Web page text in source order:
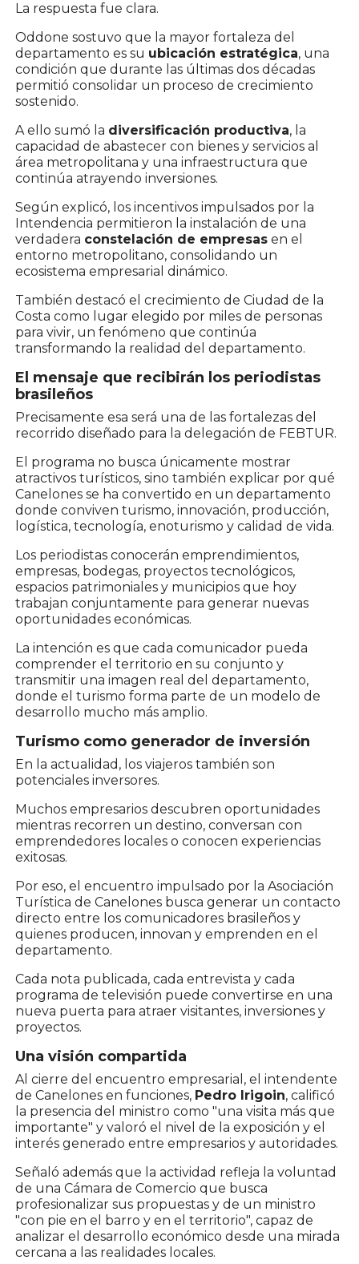
La respuesta fue clara.
Oddone sostuvo que la mayor fortaleza del
departamento es su ubicación estratégica, una
condición que durante las últimas dos décadas
permitió consolidar un proceso de crecimiento
sostenido.
A ello sumó la diversificación productiva, la
capacidad de abastecer con bienes y servicios al
área metropolitana y una infraestructura que
continúa atrayendo inversiones.
Según explicó, los incentivos impulsados por la
Intendencia permitieron la instalación de una
verdadera constelación de empresas en el
entorno metropolitano, consolidando un
ecosistema empresarial dinámico.
También destacó el crecimiento de Ciudad de la
Costa como lugar elegido por miles de personas
para vivir, un fenómeno que continúa
transformando la realidad del departamento.
El mensaje que recibirán los periodistas
brasileños
Precisamente esa será una de las fortalezas del
recorrido diseñado para la delegación de FEBTUR.
El programa no busca únicamente mostrar
atractivos turísticos, sino también explicar por qué
Canelones se ha convertido en un departamento
donde conviven turismo, innovación, producción,
logística, tecnología, enoturismo y calidad de vida.
Los periodistas conocerán emprendimientos,
empresas, bodegas, proyectos tecnológicos,
espacios patrimoniales y municipios que hoy
trabajan conjuntamente para generar nuevas
oportunidades económicas.
La intención es que cada comunicador pueda
comprender el territorio en su conjunto y
transmitir una imagen real del departamento,
donde el turismo forma parte de un modelo de
desarrollo mucho más amplio.
Turismo como generador de inversión
En la actualidad, los viajeros también son
potenciales inversores.
Muchos empresarios descubren oportunidades
mientras recorren un destino, conversan con
emprendedores locales o conocen experiencias
exitosas.
Por eso, el encuentro impulsado por la Asociación
Turística de Canelones busca generar un contacto
directo entre los comunicadores brasileños y
quienes producen, innovan y emprenden en el
departamento.
Cada nota publicada, cada entrevista y cada
programa de televisión puede convertirse en una
nueva puerta para atraer visitantes, inversiones y
proyectos.
Una visión compartida
Al cierre del encuentro empresarial, el intendente
de Canelones en funciones, Pedro Irigoin, calificó
la presencia del ministro como "una visita más que
importante" y valoró el nivel de la exposición y el
interés generado entre empresarios y autoridades.
Señaló además que la actividad refleja la voluntad
de una Cámara de Comercio que busca
profesionalizar sus propuestas y de un ministro
"con pie en el barro y en el territorio", capaz de
analizar el desarrollo económico desde una mirada
cercana a las realidades locales.